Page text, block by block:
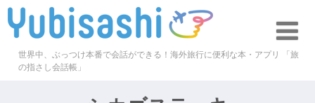
世界中、ぶっつけ本番で会話ができる！海外旅行に便利な本・アプリ 「旅
の指さし会話帳」